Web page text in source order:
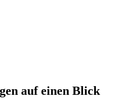
auf einen Blick